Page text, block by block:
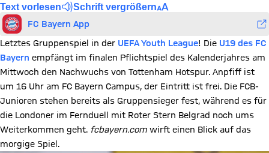
Text vorlesen Schrift vergrößern
FC Bayern App
Letztes Gruppenspiel in der UEFA Youth League! Die U19 des FC
Bayern empfängt im finalen Pflichtspiel des Kalenderjahres am
Mittwoch den Nachwuchs von Tottenham Hotspur. Anpfiff ist
um 16 Uhr am FC Bayern Campus, der Eintritt ist frei. Die FCB-
Junioren stehen bereits als Gruppensieger fest, während es für
die Londoner im Fernduell mit Roter Stern Belgrad noch ums
Weiterkommen geht. fcbayern.com wirft einen Blick auf das
morgige Spiel.